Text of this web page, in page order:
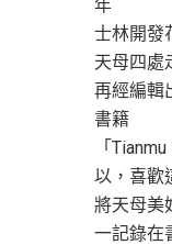
年
士林開發
天母四處
再經編輯
書籍
「
以，喜歡
將天母美
一記錄在